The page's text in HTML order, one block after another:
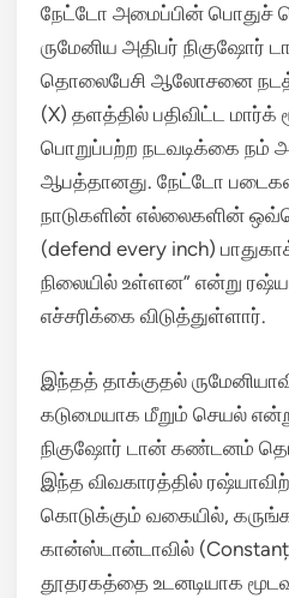
நேட்டோ அமைப்பின் பொதுச்
ருமேனிய அதிபர் நிகுஷோர்
தொலைபேசி ஆலோசனை
(X) தளத்தில் பதிவிட்ட
பொறுப்பற்ற நடவடிக்கை நம்
ஆபத்தானது. நேட்டோ
நாடுகளின் எல்லைகளின்
(defend every inch)
நிலையில் உள்ளன” என்று
எச்சரிக்கை விடுத்துள்ளார்.
இந்தத் தாக்குதல்
கடுமையாக மீறும் செயல்
நிகுஷோர் டான் கண்டனம்
இந்த விவகாரத்தில்
கொடுக்கும் வகையில்,
கான்ஸ்டான்டாவில்
தூதரகத்தை உடனடியாக